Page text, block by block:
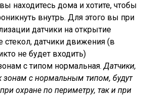
находитесь дома и хотите, чтобы
внутрь. Для этого вы при
датчики на открытие
стекол, датчики движения (в
не будет входить)
с типом нормальная.Датчики,
зонам снормальным типом, будут
охране по периметру, так и при